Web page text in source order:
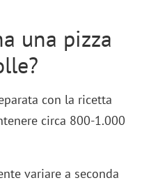
una pizza
con la ricetta
circa 800-1.000
variare a seconda